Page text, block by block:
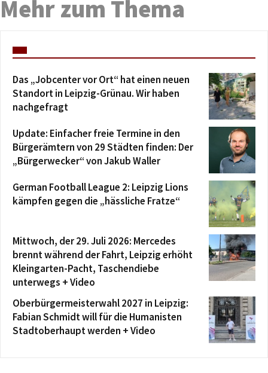
Mehr zum Thema
Das „Jobcenter vor Ort“ hat einen neuen
Standort in Leipzig-Grünau. Wir haben
nachgefragt
Update: Einfacher freie Termine in den
Bürgerämtern von 29 Städten finden: Der
„Bürgerwecker“ von Jakub Waller
German Football League 2: Leipzig Lions
kämpfen gegen die „hässliche Fratze“
Mittwoch, der 29. Juli 2026: Mercedes
brennt während der Fahrt, Leipzig erhöht
Kleingarten-Pacht, Taschendiebe
unterwegs + Video
Oberbürgermeisterwahl 2027 in Leipzig:
Fabian Schmidt will für die Humanisten
Stadtoberhaupt werden + Video